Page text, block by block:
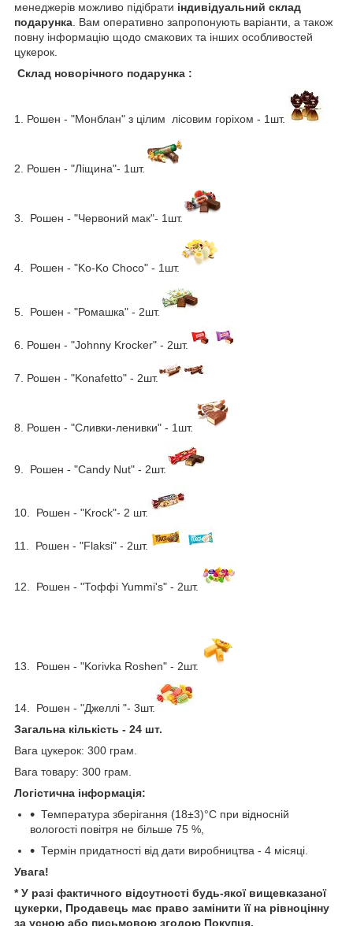
менеджерів можливо підібрати індивідуальний склад
подарунка. Вам оперативно запропонують варіанти, а також
повну інформацію щодо смакових та інших особливостей
цукерок.
Склад новорічного подарунка :
1. Рошен - "Монблан" з цілим лісовим горіхом - 1шт.
2. Рошен - "Ліщина"- 1шт.
3. Рошен - "Червоний мак"- 1шт.
4. Рошен - "Ko-Ko Choco" - 1шт.
5. Рошен - "Ромашка" - 2шт.
6. Рошен - "Johnny Krocker" - 2шт.
7. Рошен - "Konafetto" - 2шт.
8. Рошен - "Сливки-ленивки" - 1шт.
9. Рошен - "Candy Nut" - 2шт.
10. Рошен - "Krock"- 2 шт.
11. Рошен - "Flaksi" - 2шт.
12. Рошен - "Тоффі Yummi's" - 2шт.
13. Рошен - "Korivka Roshen" - 2шт.
14.
Рошен - "Джеллі "- 3шт.
Загальна кількість - 24 шт.
Вага цукерок: 300 грам.
Вага товару: 300 грам.
Логістична інформація:
Температура зберігання (18±3)°С при відносній
вологості повітря не більше 75 %,
Термін придатності від дати виробництва - 4 місяці.
Увага!
* У разі фактичного відсутності будь-якої вищевказаної
цукерки, Продавець має право замінити її на рівноцінну
за усною або письмовою згодою Покупця.